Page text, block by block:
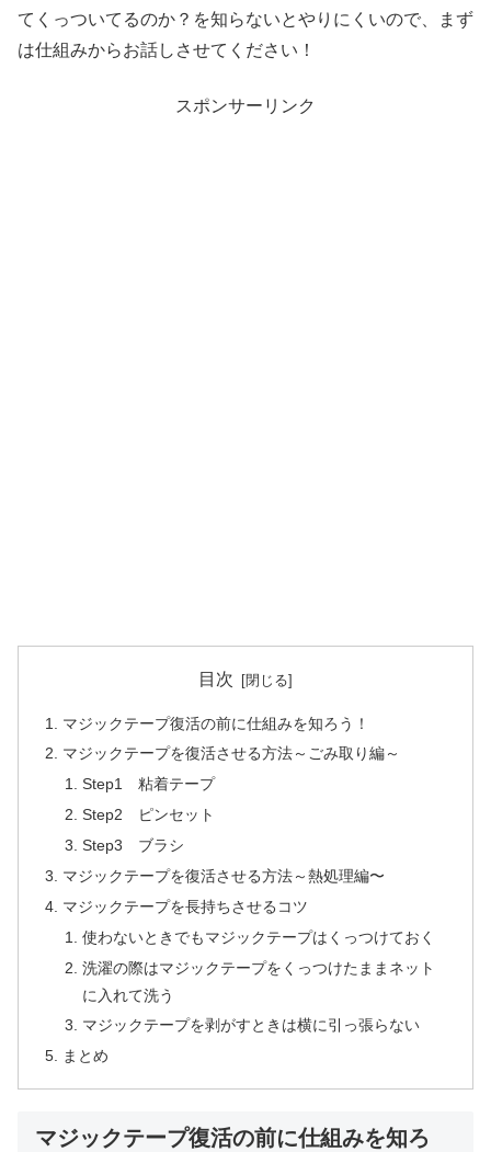
てくっついてるのか？を知らないとやりにくいので、まず
は仕組みからお話しさせてください！
スポンサーリンク
目次
マジックテープ復活の前に仕組みを知ろう！
マジックテープを復活させる方法～ごみ取り編～
Step1 粘着テープ
Step2 ピンセット
Step3 ブラシ
マジックテープを復活させる方法～熱処理編〜
マジックテープを長持ちさせるコツ
使わないときでもマジックテープはくっつけておく
洗濯の際はマジックテープをくっつけたままネット
に入れて洗う
マジックテープを剥がすときは横に引っ張らない
まとめ
マジックテープ復活の前に仕組みを知ろ